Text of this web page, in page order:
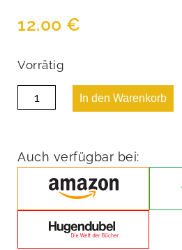
12.00 €
Vorrätig
SchlernhexeIn den Warenkorb
Auch verfügbar bei: